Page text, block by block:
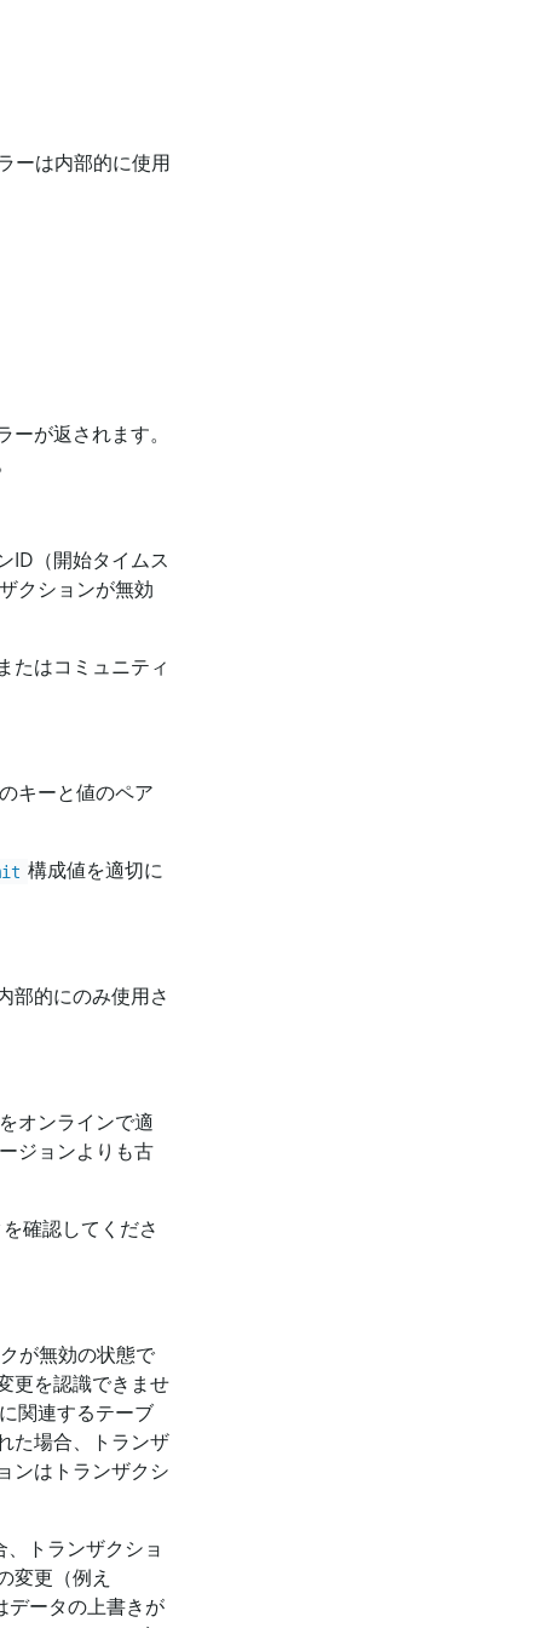
ーは内部的に使用
が返されます。
ID（開始タイムス
クションが無効
たはコミュニティ
キーと値のペア
構成値を適切に
部的にのみ使用さ
オンラインで適
ジョンよりも古
確認してくださ
が無効の状態で
更を認識できませ
関連するテーブ
た場合、トランザ
ンはトランザクシ
トランザクショ
変更（例え
データの上書きが